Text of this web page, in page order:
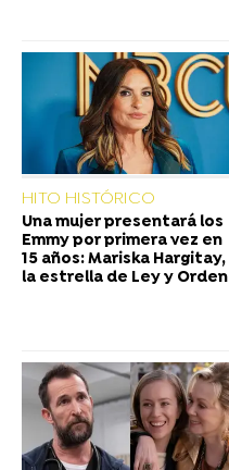
HITO HISTÓRICO
Una mujer presentará los
Emmy por primera vez en
15 años: Mariska Hargitay,
la estrella de Ley y Orden